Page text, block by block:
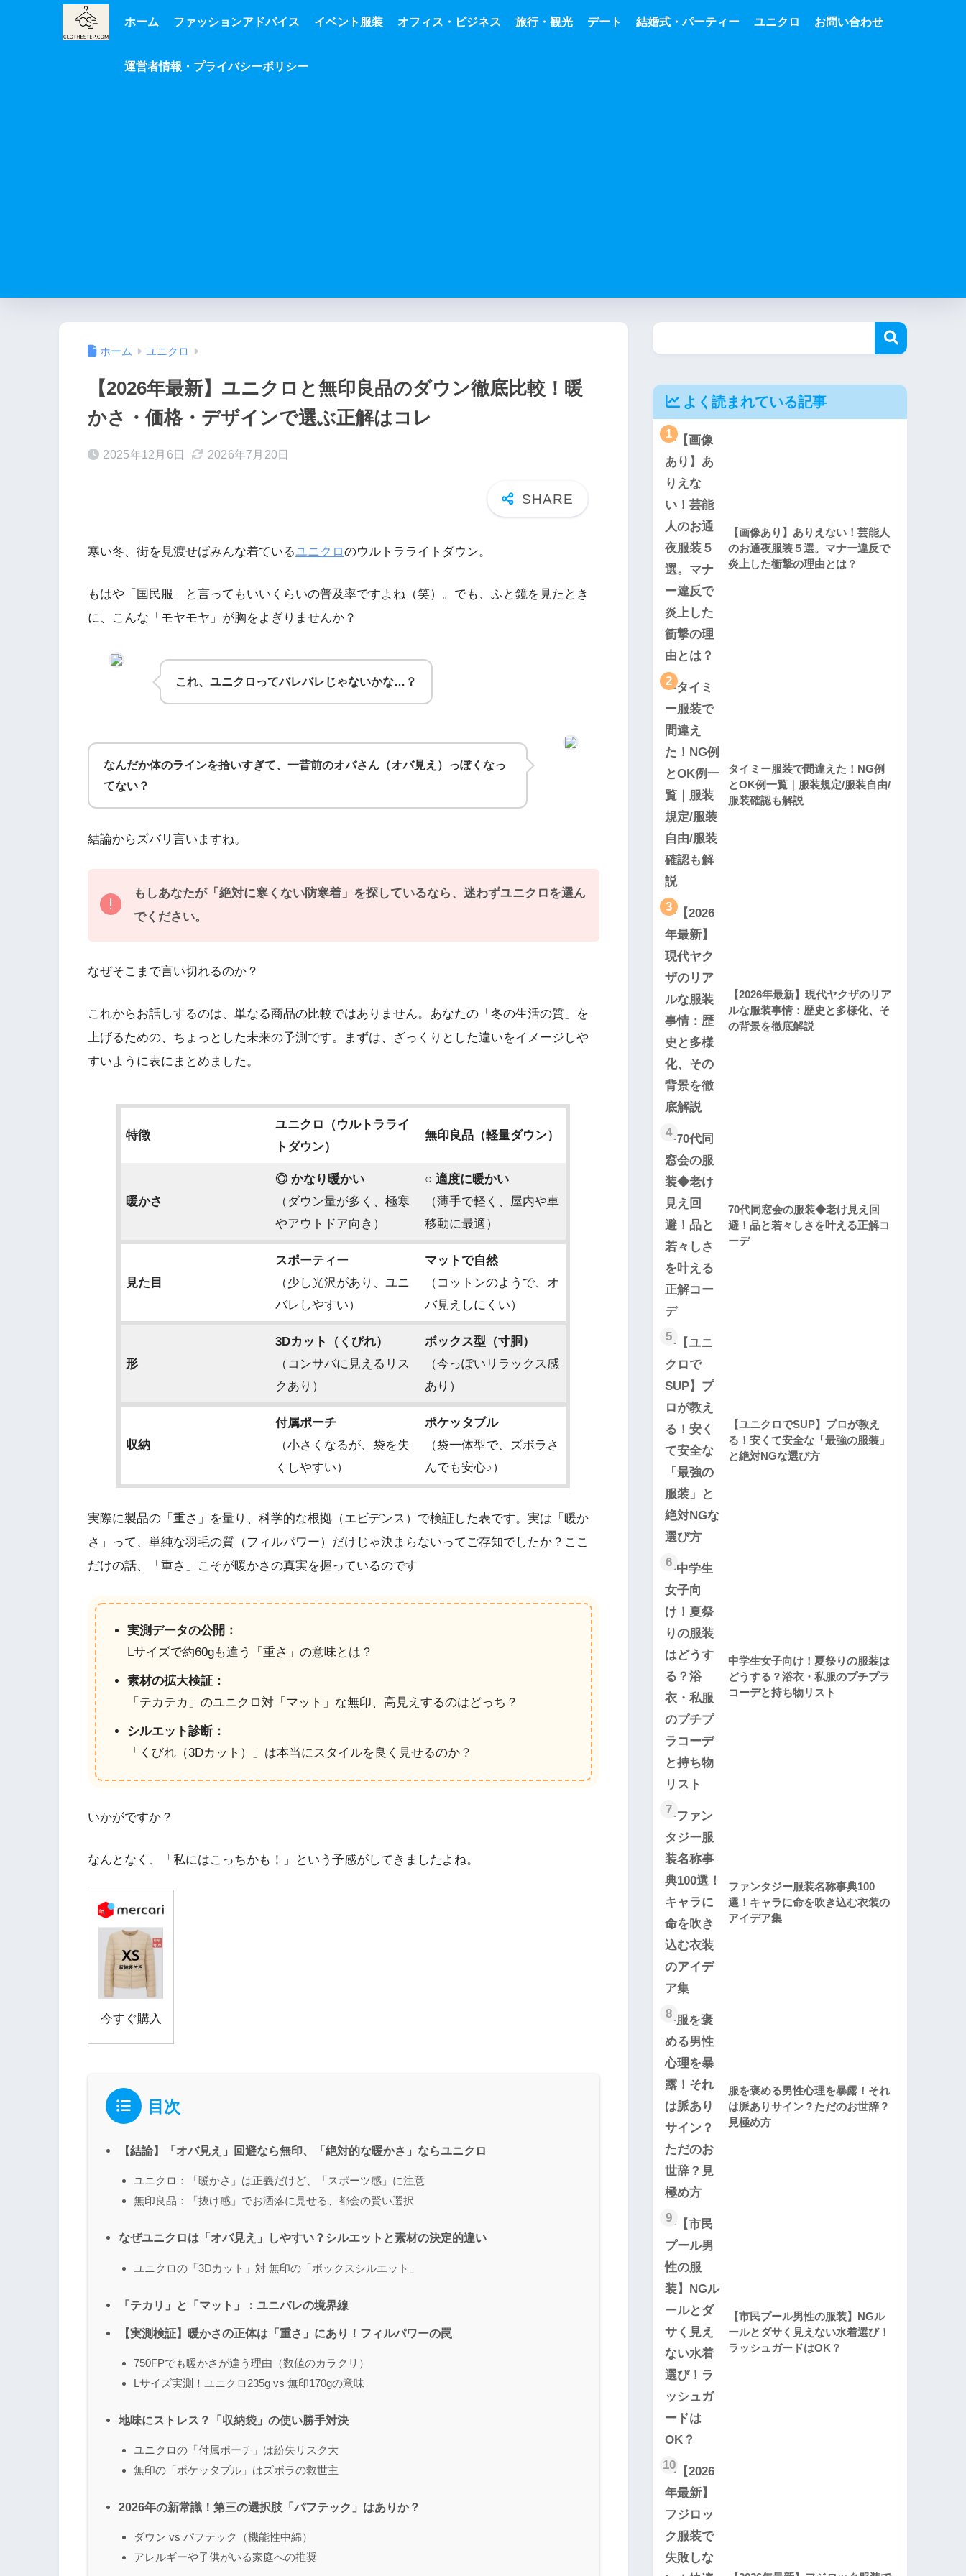
ホーム ファッションアドバイス イベント服装 オフィス・ビジネス 旅行・観光 デート 結婚式・パーティー ユニクロ お問い合わせ
運営者情報・プライバシーポリシー
ホーム ユニクロ
【2026年最新】ユニクロと無印良品のダウン徹底比較！暖
かさ・価格・デザインで選ぶ正解はコレ
2025年12月6日 2026年7月20日
寒い冬、街を見渡せばみんな着ているユニクロのウルトラライトダウン。
もはや「国民服」と言ってもいいくらいの普及率ですよね（笑）。でも、ふと鏡を見たとき
に、こんな「モヤモヤ」が胸をよぎりませんか？
これ、ユニクロってバレバレじゃないかな…？
なんだか体のラインを拾いすぎて、一昔前のオバさん（オバ見え）っぽくなっ
てない？
結論からズバリ言いますね。
もしあなたが「絶対に寒くない防寒着」を探しているなら、迷わずユニクロを選ん
でください。
なぜそこまで言い切れるのか？
これからお話しするのは、単なる商品の比較ではありません。あなたの「冬の生活の質」を
上げるための、ちょっとした未来の予測です。まずは、ざっくりとした違いをイメージしや
すいように表にまとめました。
特徴
ユニクロ（ウルトラライ
トダウン）
無印良品（軽量ダウン）
暖かさ
◎ かなり暖かい
（ダウン量が多く、極寒
やアウトドア向き）
○ 適度に暖かい
（薄手で軽く、屋内や車
移動に最適）
見た目
スポーティー
（少し光沢があり、ユニ
バレしやすい）
マットで自然
（コットンのようで、オ
バ見えしにくい）
形
3Dカット（くびれ）
（コンサバに見えるリス
クあり）
ボックス型（寸胴）
（今っぽいリラックス感
あり）
収納
付属ポーチ
（小さくなるが、袋を失
くしやすい）
ポケッタブル
（袋一体型で、ズボラさ
んでも安心♪）
実際に製品の「重さ」を量り、科学的な根拠（エビデンス）で検証した表です。実は「暖か
さ」って、単純な羽毛の質（フィルパワー）だけじゃ決まらないってご存知でしたか？ここ
だけの話、「重さ」こそが暖かさの真実を握っているのです
実測データの公開：
Lサイズで約60gも違う「重さ」の意味とは？
素材の拡大検証：
「テカテカ」のユニクロ対「マット」な無印、高見えするのはどっち？
シルエット診断：
「くびれ（3Dカット）」は本当にスタイルを良く見せるのか？
いかがですか？
なんとなく、「私にはこっちかも！」という予感がしてきましたよね。
今すぐ購入
目次
【結論】「オバ見え」回避なら無印、「絶対的な暖かさ」ならユニクロ
ユニクロ：「暖かさ」は正義だけど、「スポーツ感」に注意
無印良品：「抜け感」でお洒落に見せる、都会の賢い選択
なぜユニクロは「オバ見え」しやすい？シルエットと素材の決定的違い
ユニクロの「3Dカット」対 無印の「ボックスシルエット」
「テカリ」と「マット」：ユニバレの境界線
【実測検証】暖かさの正体は「重さ」にあり！フィルパワーの罠
750FPでも暖かさが違う理由（数値のカラクリ）
Lサイズ実測！ユニクロ235g vs 無印170gの意味
地味にストレス？「収納袋」の使い勝手対決
ユニクロの「付属ポーチ」は紛失リスク大
無印の「ポケッタブル」はズボラの救世主
2026年の新常識！第三の選択肢「パフテック」はありか？
ダウン vs パフテック（機能性中綿）
アレルギーや子供がいる家庭への推奨
よく読まれている記事
1
【画像あり】ありえない！芸能人
のお通夜服装５選。マナー違反で
炎上した衝撃の理由とは？
2
タイミー服装で間違えた！NG例
とOK例一覧｜服装規定/服装自由/
服装確認も解説
3
【2026年最新】現代ヤクザのリア
ルな服装事情：歴史と多様化、そ
の背景を徹底解説
4
70代同窓会の服装◆老け見え回
避！品と若々しさを叶える正解コ
ーデ
5
【ユニクロでSUP】プロが教え
る！安くて安全な「最強の服装」
と絶対NGな選び方
6
中学生女子向け！夏祭りの服装は
どうする？浴衣・私服のプチプラ
コーデと持ち物リスト
7
ファンタジー服装名称事典100
選！キャラに命を吹き込む衣装の
アイデア集
8
服を褒める男性心理を暴露！それ
は脈ありサイン？ただのお世辞？
見極め方
9
【市民プール男性の服装】NGル
ールとダサく見えない水着選び！
ラッシュガードはOK？
10